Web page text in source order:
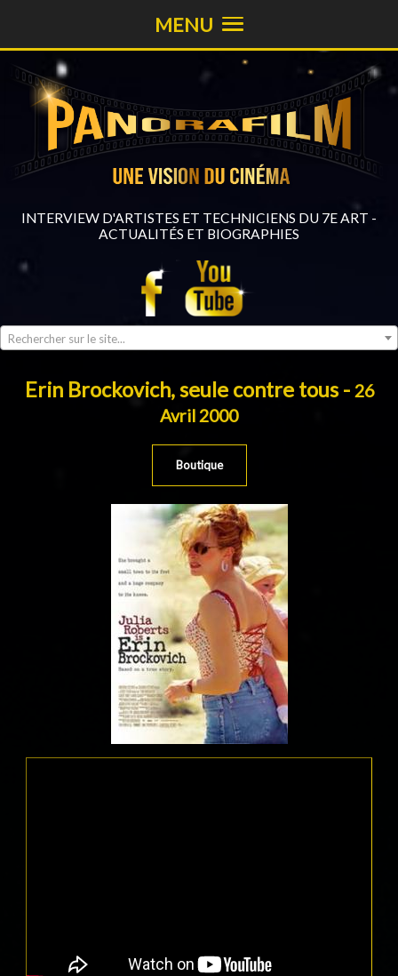
INTERVIEW D'ARTISTES ET TECHNICIENS DU 7E ART -
ACTUALITÉS ET BIOGRAPHIES
Rechercher sur le site...
MENU
Erin Brockovich, seule contre tous - 26
Avril 2000
Boutique